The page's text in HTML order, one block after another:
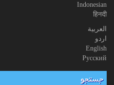
Indonesian
हिनदी
العربیة
اردو
English
Русский
جستجو